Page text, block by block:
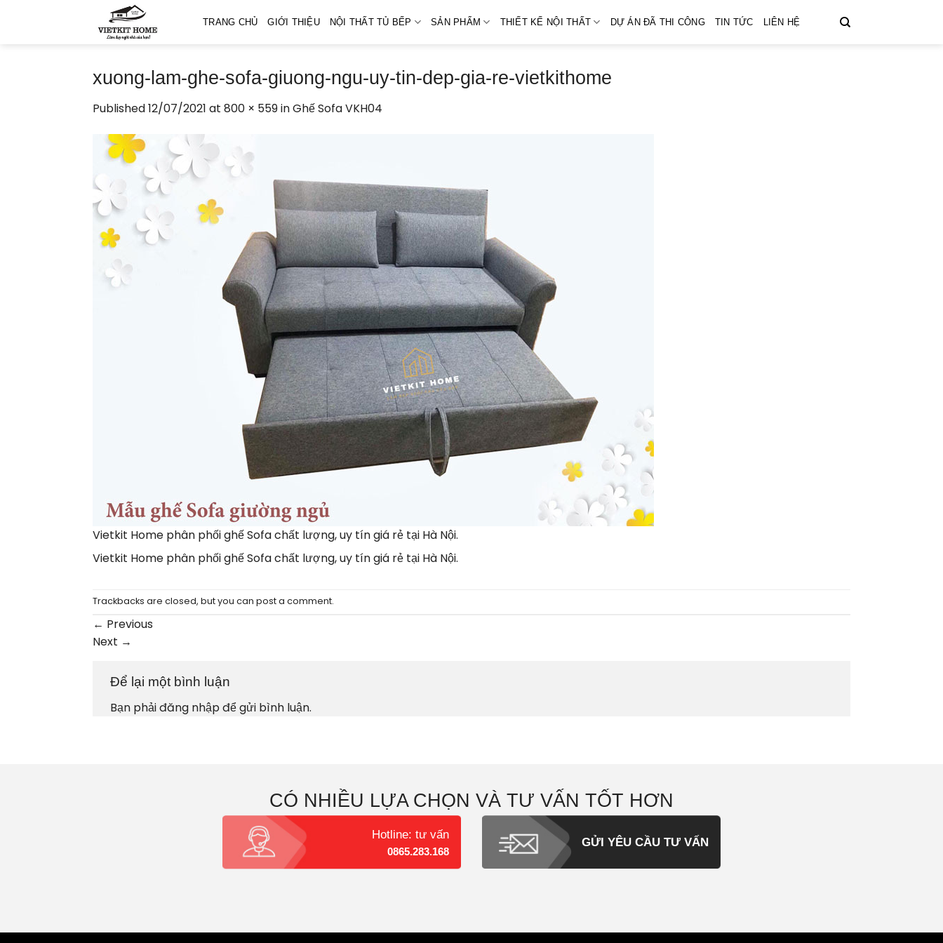
TRANG CHỦ GIỚI THIỆU NỘI THẤT TỦ BẾP SẢN PHẨM THIẾT KẾ NỘI THẤT DỰ ÁN ĐÃ THI CÔNG TIN TỨC LIÊN HỆ
xuong-lam-ghe-sofa-giuong-ngu-uy-tin-dep-gia-re-vietkithome
Published12/07/2021 at 800 × 559inGhế Sofa VKH04
Vietkit Home phân phối ghế Sofa chất lượng, uy tín giá rẻ tại Hà Nội.
Vietkit Home phân phối ghế Sofa chất lượng, uy tín giá rẻ tại Hà Nội.
Trackbacks are closed, but you can post a comment.
← Previous
Next →
Để lại một bình luận
Bạn phảiđăng nhậpđể gửi bình luận.
CÓ NHIỀU LỰA CHỌN VÀ TƯ VẤN TỐT HƠN
Hotline: tư vấn
0865.283.168
GỬI YÊU CẦU TƯ VẤN